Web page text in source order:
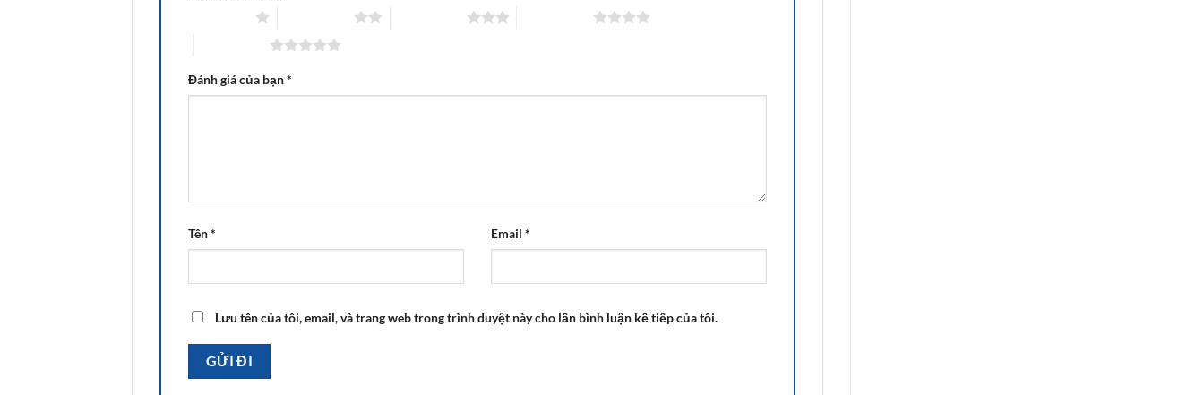
Đánh giá của bạn*
Tên* Email *
Lưu tên của tôi, email, và trang web trong trình duyệt này cho lần bình luận kế tiếp của tôi.